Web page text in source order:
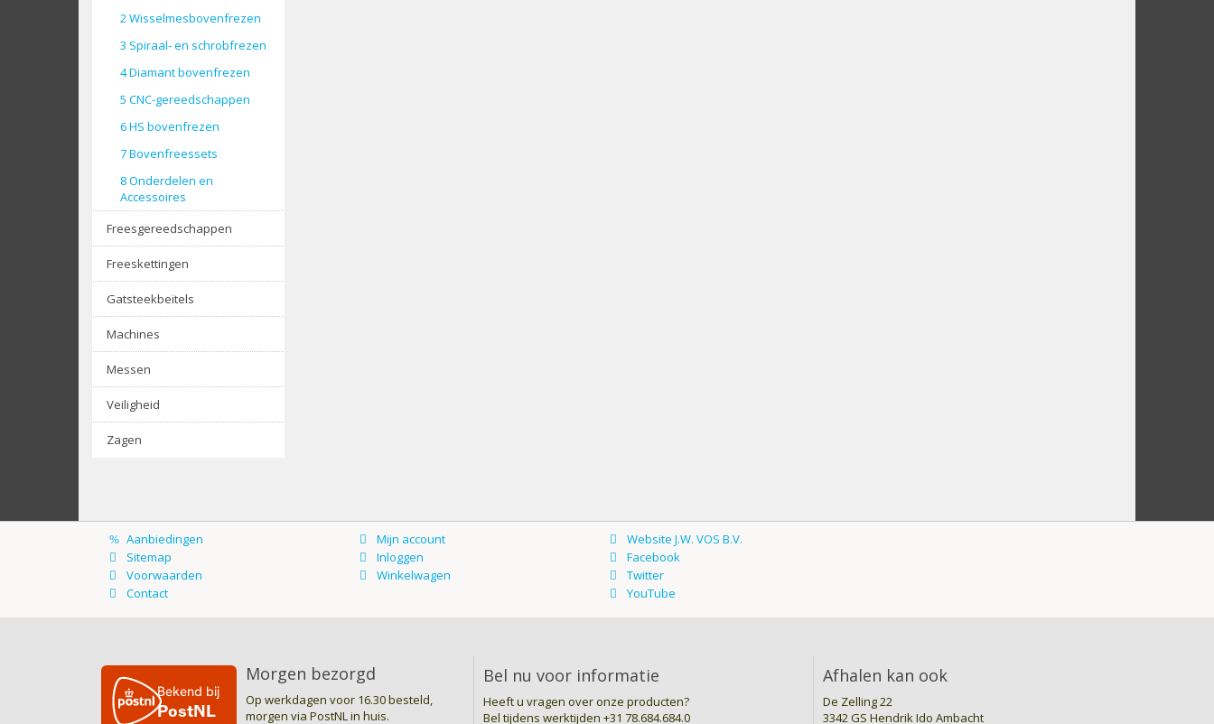
2 Wisselmesbovenfrezen
3 Spiraal- en schrobfrezen
4 Diamant bovenfrezen
5 CNC-gereedschappen
6 HS bovenfrezen
7 Bovenfreessets
8 Onderdelen en
Accessoires
Freesgereedschappen
Freeskettingen
Gatsteekbeitels
Machines
Messen
Veiligheid
Zagen
Morgen bezorgd
Op werkdagen voor 16.30 besteld,
morgen via PostNL in huis.
Bel nu voor informatie
Heeft u vragen over onze producten?
Bel tijdens werktijden +31 78.684.684.0
Afhalen kan ook
De Zelling 22
3342 GS Hendrik Ido Ambacht